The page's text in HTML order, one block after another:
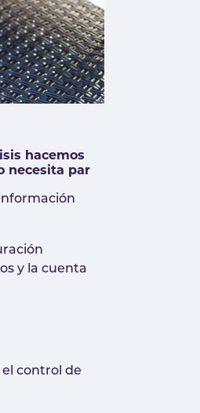
hacemos
necesita par
y la cuenta
control de